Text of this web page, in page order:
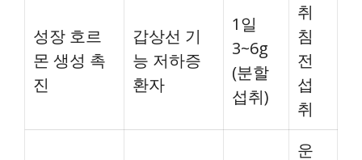
성장 호르
몬 생성 촉
진
갑상선 기
능 저하증
환자
1일
3~6g
(분할
섭취)
취
침
전
섭
취
운